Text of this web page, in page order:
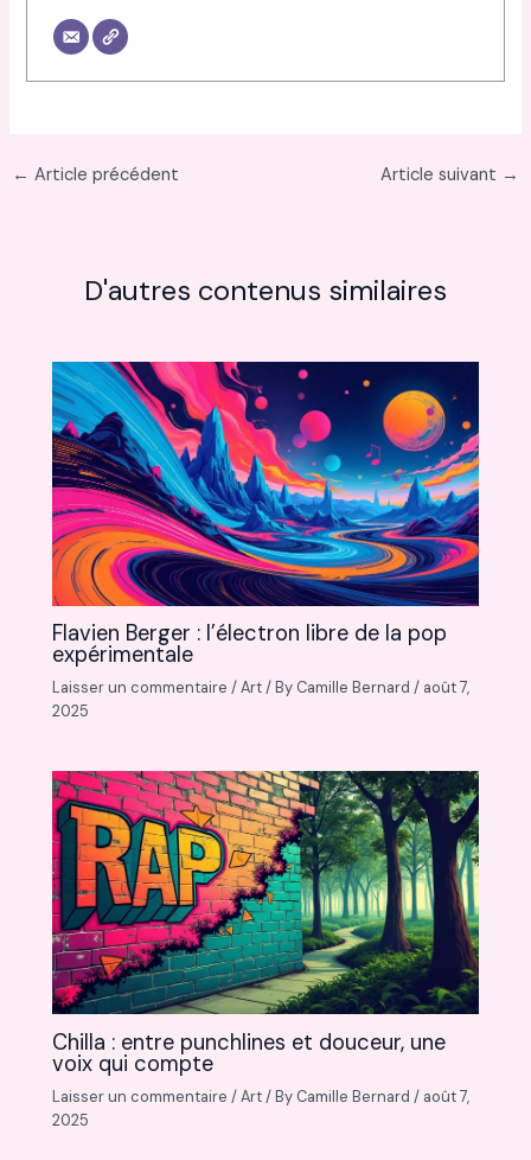
← Article précédent Article suivant →
D'autres contenus similaires
Flavien Berger : l’électron libre de la pop
expérimentale
Laisser un commentaire /Art/ By Camille Bernard/ août 7,
2025
Chilla : entre punchlines et douceur, une
voix qui compte
Laisser un commentaire /Art/ By Camille Bernard/ août 7,
2025